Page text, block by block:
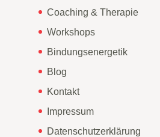
Coaching & Therapie
Workshops
Bindungsenergetik
Blog
Kontakt
Impressum
Datenschutzerklärung